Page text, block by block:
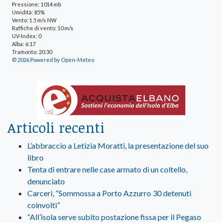
Pressione: 1014 mb
Umidità: 85%
Vento: 1.5 m/s NW
Raffiche di vento: 10 m/s
UV-Index: 0
Alba: 6:17
Tramonto: 20:30
© 2026 Powered by Open-Meteo
Articoli recenti
L’abbraccio a Letizia Moratti, la presentazione del suo
libro
Tenta di entrare nelle case armato di un coltello,
denunciato
Carceri, “Sommossa a Porto Azzurro 30 detenuti
coinvolti”
“All’isola serve subito postazione fissa per il Pegaso